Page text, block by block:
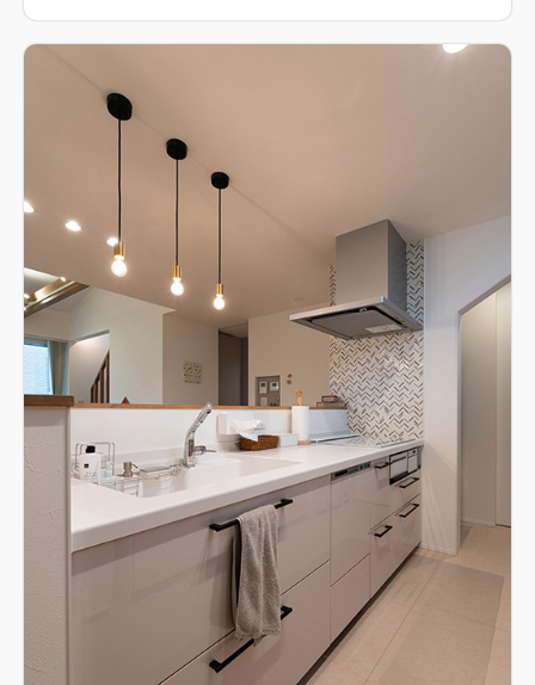
密基地のような収納空間、パントリーからそのまま水回りに繋
クロスで空間ごとに変化をもたらすなど、たくさんのこだわり
お施主様のこだわりが詰まった住まい。
気をふんだんに感じられる空間リビング空間開放感のあるリビ
ング。勾配天井に梁を表し、スポットライトが横断するデザイン